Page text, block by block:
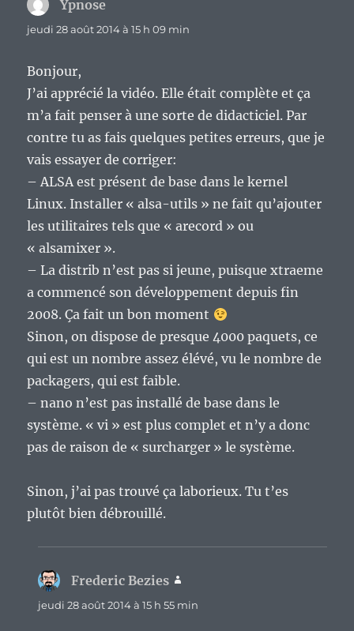
Ypnose
jeudi 28 août 2014 à 15 h 09 min
Bonjour,
J’ai apprécié la vidéo. Elle était complète et ça
m’a fait penser à une sorte de didacticiel. Par
contre tu as fais quelques petites erreurs, que je
vais essayer de corriger:
– ALSA est présent de base dans le kernel
Linux. Installer « alsa-utils » ne fait qu’ajouter
les utilitaires tels que « arecord » ou
« alsamixer ».
– La distrib n’est pas si jeune, puisque xtraeme
a commencé son développement depuis fin
2008. Ça fait un bon moment
Sinon, on dispose de presque 4000 paquets, ce
qui est un nombre assez élévé, vu le nombre de
packagers, qui est faible.
– nano n’est pas installé de base dans le
système. « vi » est plus complet et n’y a donc
pas de raison de « surcharger » le système.
Sinon, j’ai pas trouvé ça laborieux. Tu t’es
plutôt bien débrouillé.
Frederic Bezies
jeudi 28 août 2014 à 15 h 55 min